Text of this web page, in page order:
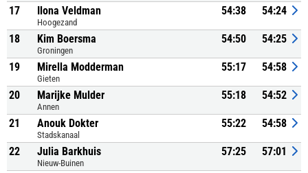
17 Ilona Veldman
Hoogezand
54:38 54:24
18 Kim Boersma
Groningen
54:50 54:25
19 Mirella Modderman
Gieten
55:17 54:58
20 Marijke Mulder
Annen
55:18 54:52
21 Anouk Dokter
Stadskanaal
55:22 54:58
22 Julia Barkhuis
Nieuw-Buinen
57:25 57:01